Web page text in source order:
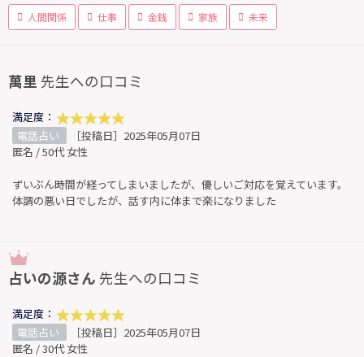
人間関係 仕事 金銭 家族 未来
萬里 先生への口コミ
満足度：
電話占い
［投稿日］2025年05月07日
匿名 / 50代 女性
ずいぶん時間が経ってしまいましたが、優しいご対応を覚えています。
体調の悪い日でしたが、話す内に体まで楽になりました
占いの源さん 先生への口コミ
満足度：
電話占い
［投稿日］2025年05月07日
匿名 / 30代 女性